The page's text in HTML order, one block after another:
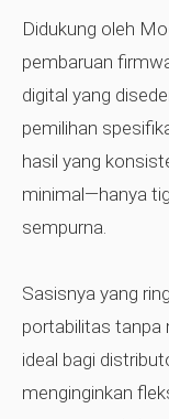
Didukung oleh
pembaruan
digital yang
pemilihan
hasil yang
minimal—hanya
sempurna.
Sasisnya yang
portabilitas tanpa
ideal bagi
menginginkan